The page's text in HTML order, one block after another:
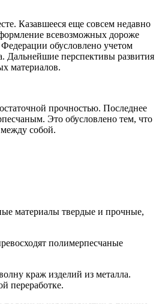
Казавшееся еще совсем недавно
всевозможных дороже
обусловлено учетом
Дальнейшие перспективы развития
материалов.
прочностью. Последнее
Это обусловлено тем, что
собой.
материалы твердые и прочные,
полимерпесчаные
краж изделий из металла.
переработке.